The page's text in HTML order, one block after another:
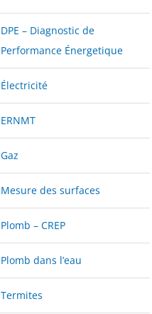
DPE – Diagnostic de
Performance Énergetique
Électricité
ERNMT
Gaz
Mesure des surfaces
Plomb – CREP
Plomb dans l’eau
Termites